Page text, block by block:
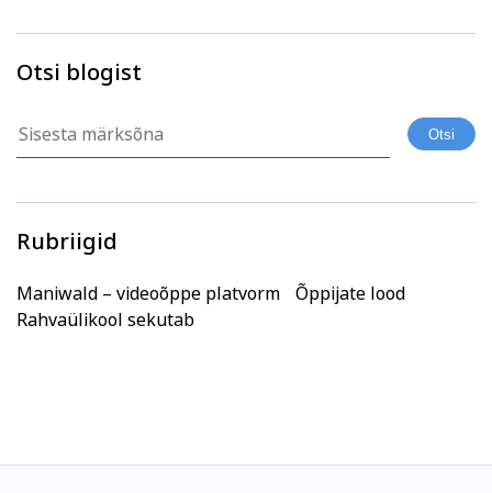
Otsi blogist
Rubriigid
Maniwald – videoõppe platvorm Õppijate lood
Rahvaülikool sekutab